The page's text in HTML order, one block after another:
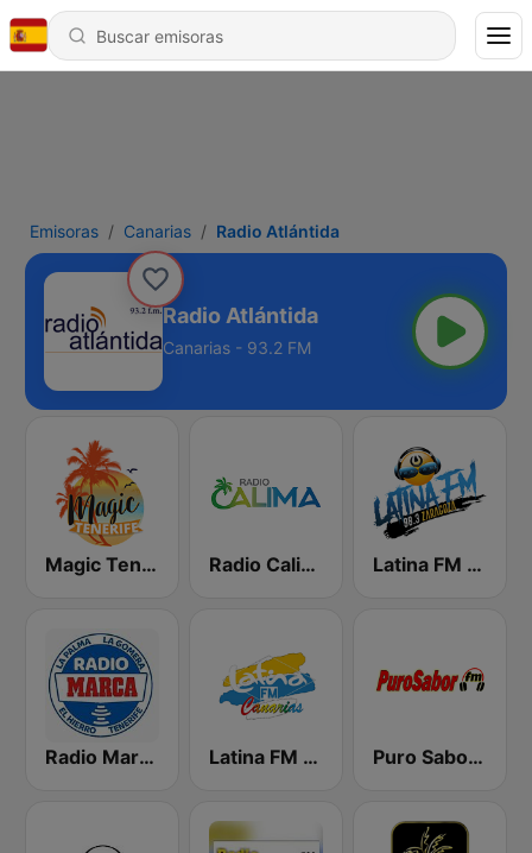
Emisoras Canarias Radio Atlántida
Radio Atlántida
Canarias - 93.2 FM
Magic Tenerife Radio Calima Latina FM Zaragoza
Radio Marca Tenerife Latina FM Canarias Puro Sabor FM - Tenerife Sur